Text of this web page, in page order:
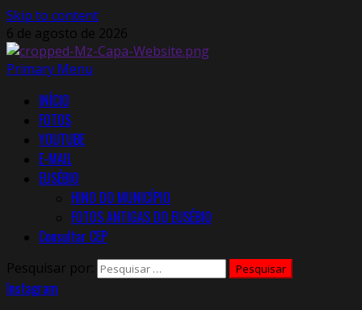
Skip to content
6 de agosto de 2026
Primary Menu
INÍCIO
FOTOS
YOUTUBE
E-MAIL
EUSÉBIO
HINO DO MUNICÍPIO
FOTOS ANTIGAS DO EUSÉBIO
Consultar CEP
Pesquisar por:
Instagram